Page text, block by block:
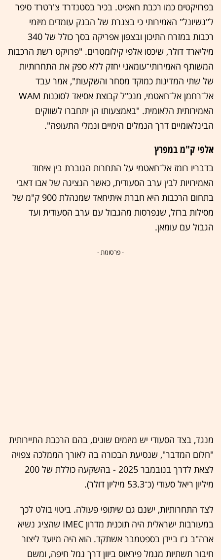
בפרויקטים כמו רכבת חאפיט. בכיר בסטנדרד צ'רטרד סיפר
ל"נשיונל" האמירותי כי בצנרת של הבנק עומדים מיזמי
רכבות במזרח התיכון ובצפון אפריקה בסך כולל של 340
מיליארד דולר, שיכסו אלפי קילומטרים. "פרויקט רשת הרכבות
המשותף האמירותי־עומאני יחזק ללא ספק את התחרותיות
של שתי המדינות כמוקד מסחר והשקעות", אמר עבד
אל־רחמן אל־חאטמי, מנכ"ל קבוצת אסיאד לסוכנות WAM
האמירותית הלאומית. "באמצעותו הן יתחברו לשווקים
הבינלאומיים דרך הנמלים הימיים ונמלי התעופה".
אלפי ק"מ במפרץ
בדבריו רומז אל־חאטמי על התחרות הגוברת בין איחוד
האמירויות לבין ערב הסעודית, כאשר הנציגה של אבו דאבי
בתחום הרכבות היא חברת איתיחאד שמנהלת 900 ק"מ של
מסילות ברזל, שנפרסות מהגבול עם ערב הסעודית ועד
הגבול עם עומאן.
- פרסומת -
מנגד, בצד הסעודי יש מיזמים שונים, בהם הרכבת התיירותית
"חלום המדבר", שנסיעת הבכורה בה לאורך הממלכה צפויה
לצאת לדרך בנובמבר 2025 - בהשקעה כוללת של 200
מיליון ריאל סעודי (כ־53.3 מיליון דולר).
לצד התחרותיות, ישנם גם שיתופי פעולה. ביטוי בולט לכך
במעורבות ישראלית היה תוכנית מדרון IMEC שהציג נשיא
ארה"ב ג'ו ביידן בספטמבר אשתקד. הוא היה מיועד ליצור
חיבור תשתיות מנמל פיראוס ביוון דרך נמל חיפה, ומשם